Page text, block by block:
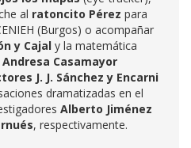
al ratoncito Pérez para
(Burgos) o acompañar
y Cajal y la matemática
Andresa Casamayor
J. J. Sánchez y Encarni
dramatizadas en el
Alberto Jiménez
, respectivamente.